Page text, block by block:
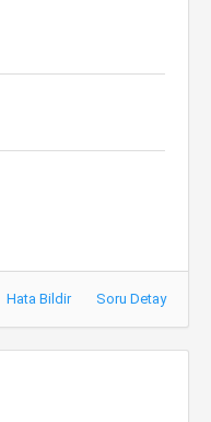
Hata Bildir Soru Detay